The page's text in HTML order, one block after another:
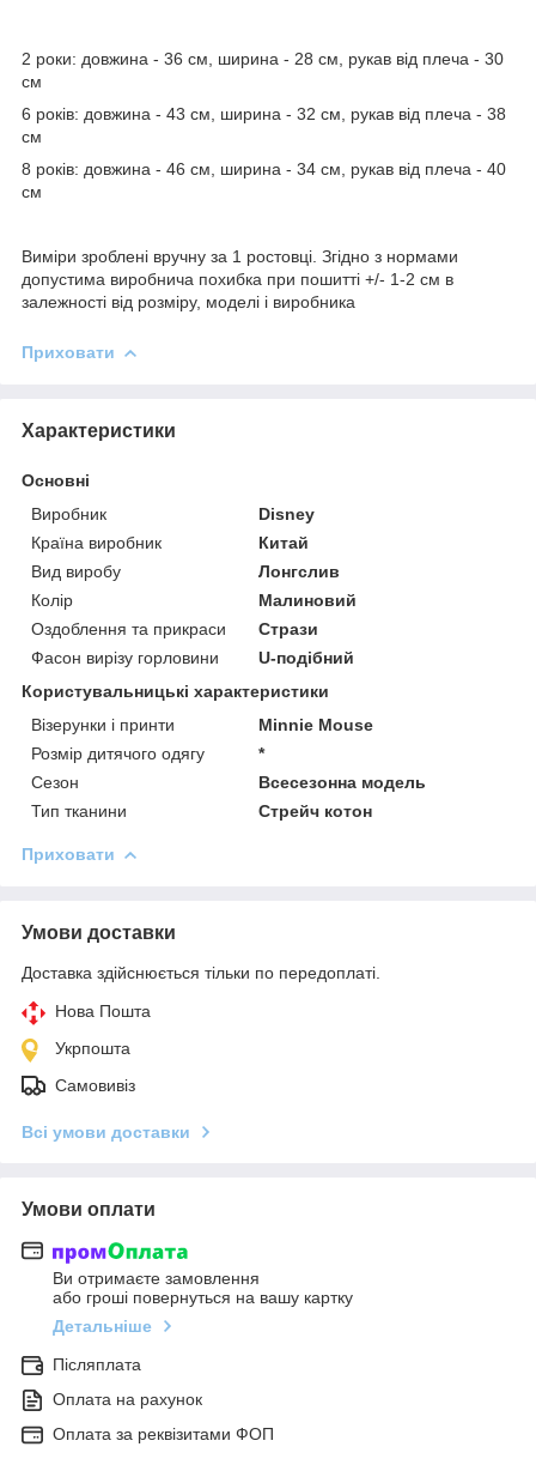
2 роки: довжина - 36 см, ширина - 28 см, рукав від плеча - 30
см
6 років: довжина - 43 см, ширина - 32 см, рукав від плеча - 38
см
8 років: довжина - 46 см, ширина - 34 см, рукав від плеча - 40
см
Виміри зроблені вручну за 1 ростовці. Згідно з нормами
допустима виробнича похибка при пошитті +/- 1-2 см в
залежності від розміру, моделі і виробника
Приховати
Характеристики
Основні
Виробник
Disney
Країна виробник
Китай
Вид виробу
Лонгслив
Колір
Малиновий
Оздоблення та прикраси
Стрази
Фасон вирізу горловини
U-подібний
Користувальницькі характеристики
Візерунки і принти
Minnie Mouse
Розмір дитячого одягу
*
Сезон
Всесезонна модель
Тип тканини
Стрейч котон
Приховати
Умови доставки
Доставка здійснюється тільки по передоплаті.
Нова Пошта
Укрпошта
Самовивіз
Всі умови доставки
Умови оплати
Ви отримаєте замовлення
або гроші повернуться на вашу картку
Детальніше
Післяплата
Оплата на рахунок
Оплата за реквізитами ФОП